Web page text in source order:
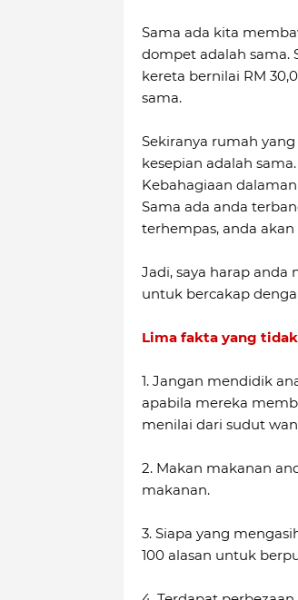
Sama ada kita
dompet adalah sama.
kereta bernilai RM
sama.
Sekiranya rumah
kesepian adalah sama.
Kebahagiaan
Sama ada anda
terhempas, anda
Jadi, saya harap
untuk bercakap
Lima fakta yang
1. Jangan mendidik
apabila mereka
menilai dari sudut
2. Makan makanan
makanan.
3. Siapa yang
100 alasan untuk